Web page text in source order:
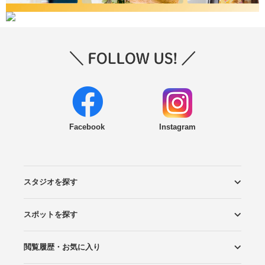
Facebook Instagram
スタジオを探す
エリアから探す
こだわりから探す
NEW PHOTO STYLE
プランから探す
フォトタイプ診断
フォトグラファーから探す
国内リゾートから探す
スポットを探す
ロケーションから探す
スタジオから探す
閲覧履歴・お気に入り